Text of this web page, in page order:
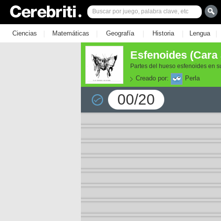
Ciencias | Matemáticas | Geografía | Historia | Lengua |
Esfenoides
Partes del hueso esfenoides en
Creado por: Perla
00/20